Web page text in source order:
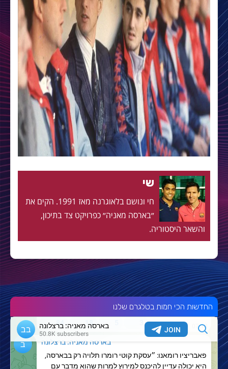
שי
חי ונושם בלאוגרנה מאז 1991. הקים את
״בארסה מאניה״ כפרויקט צד בתיכון,
והשאר היסטוריה.
החדשות הכי חמות בטלגרם שלנו